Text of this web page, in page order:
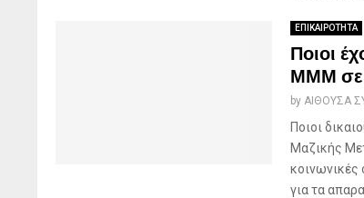
ΕΠΙΚΑΙΡΟΤΗΤΑ
Ποιοι
ΜΜΜ σε
by ΑΙΘΟΥΣΑ
Ποιοι
Μαζικής
κοινωνικές
για τα